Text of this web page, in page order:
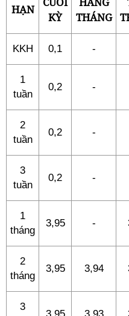
HẠN
KỲ
THÁNG
KKH 0,1 -
1
tuần
0,2 -
2
tuần
0,2 -
3
tuần
0,2 -
1
tháng
3,95 -
2
tháng
3,95 3,94
3